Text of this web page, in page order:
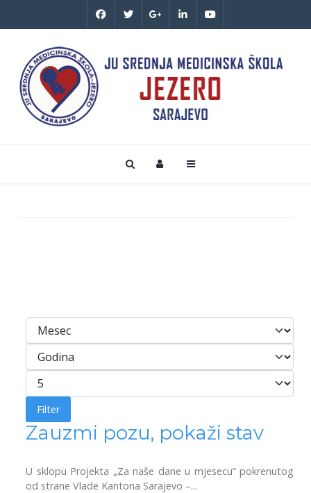
Filteri
Mesec
Godina
Prikaži broj
Filter
Zauzmi pozu, pokaži stav
U sklopu Projekta „Za naše dane u mjesecu“ pokrenutog
od strane Vlade Kantona Sarajevo –...